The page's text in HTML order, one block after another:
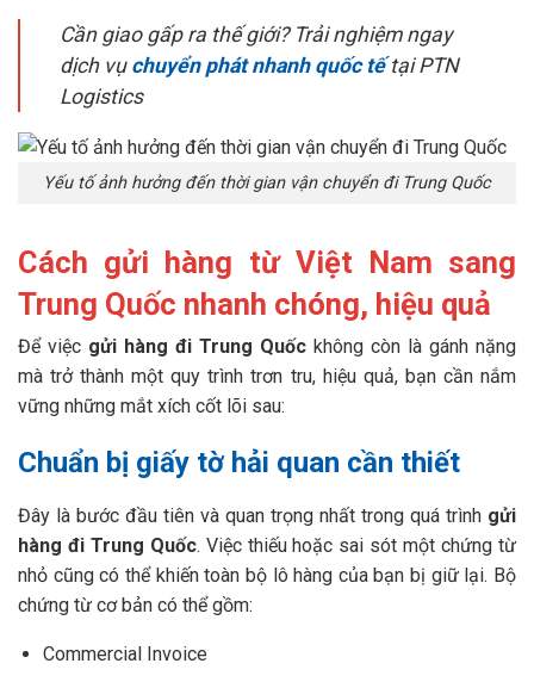
Cần giao gấp ra thế giới? Trải nghiệm ngay
dịch vụ chuyển phát nhanh quốc tếtại PTN
Logistics
Yếu tố ảnh hưởng đến thời gian vận chuyển đi Trung Quốc
Cách gửi hàng từ Việt Nam sang
Trung Quốc nhanh chóng, hiệu quả
Để việc gửi hàng đi Trung Quốc không còn là gánh nặng
mà trở thành một quy trình trơn tru, hiệu quả, bạn cần nắm
vững những mắt xích cốt lõi sau:
Chuẩn bị giấy tờ hải quan cần thiết
Đây là bước đầu tiên và quan trọng nhất trong quá trình gửi
hàng đi Trung Quốc. Việc thiếu hoặc sai sót một chứng từ
nhỏ cũng có thể khiến toàn bộ lô hàng của bạn bị giữ lại. Bộ
chứng từ cơ bản có thể gồm:
Commercial Invoice